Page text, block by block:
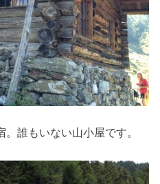
誰もいない山小屋です。